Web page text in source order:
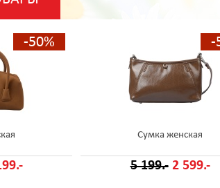
-50% -
Сумка женская
5 199.- 2 599.-